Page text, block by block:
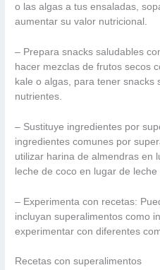
o las algas a tus ensaladas,
aumentar su valor nutricional.
– Prepara snacks saludables
hacer mezclas de frutos secos
kale o algas, para tener snacks
nutrientes.
– Sustituye ingredientes por
ingredientes comunes por
utilizar harina de almendras en
leche de coco en lugar de leche
– Experimenta con recetas:
incluyan superalimentos como
experimentar con diferentes
Recetas con superalimentos